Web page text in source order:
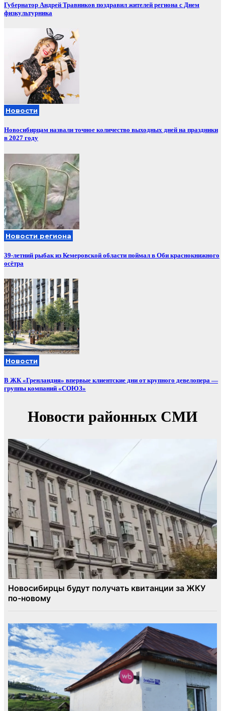
Губернатор Андрей Травников поздравил жителей региона с Днем
физкультурника
Новости
Новосибирцам назвали точное количество выходных дней на праздники
в 2027 году
Новости региона
39-летний рыбак из Кемеровской области поймал в Оби краснокнижного
осётра
Новости
В ЖК «Гренландия» впервые клиентские дни от крупного девелопера —
группы компаний «СОЮЗ»